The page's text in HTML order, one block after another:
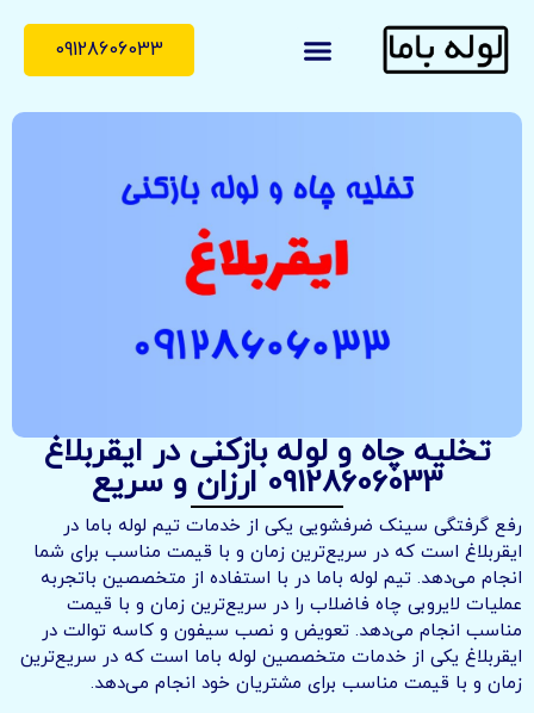
09128606033
تخلیه چاه و لوله بازکنی در ایقربلاغ
09128606033 ارزان و سریع
رفع گرفتگی سینک ضرفشویی یکی از خدمات تیم لوله باما در
ایقربلاغ است که در سریع‌ترین زمان و با قیمت مناسب برای شما
انجام می‌دهد. تیم لوله باما در با استفاده از متخصصین باتجربه
عملیات لایروبی چاه فاضلاب را در سریع‌ترین زمان و با قیمت
مناسب انجام می‌دهد. تعویض و نصب سیفون و کاسه توالت در
ایقربلاغ یکی از خدمات متخصصین لوله باما است که در سریع‌ترین
زمان و با قیمت مناسب برای مشتریان خود انجام می‌دهد.